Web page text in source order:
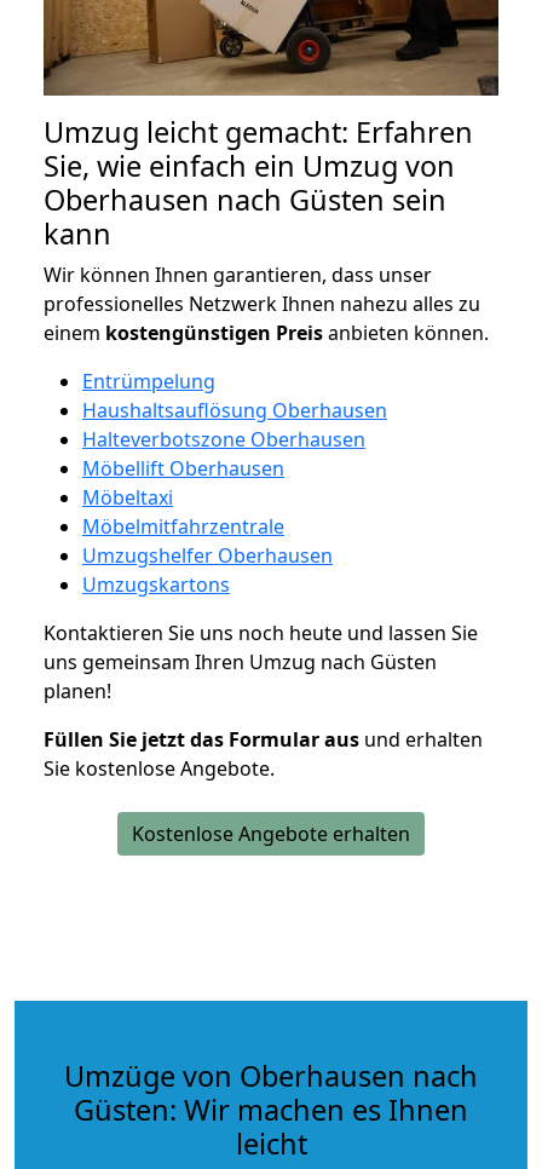
Umzug leicht gemacht: Erfahren
Sie, wie einfach ein Umzug von
Oberhausen nach Güsten sein
kann
Wir können Ihnen garantieren, dass unser
professionelles Netzwerk Ihnen nahezu alles zu
einem kostengünstigen Preisanbieten können.
Entrümpelung
Haushaltsauflösung Oberhausen
Halteverbotszone Oberhausen
Möbellift Oberhausen
Möbeltaxi
Möbelmitfahrzentrale
Umzugshelfer Oberhausen
Umzugskartons
Kontaktieren Sie uns noch heute und lassen Sie
uns gemeinsam Ihren Umzug nach Güsten
planen!
Füllen Sie jetzt das Formular aus und erhalten
Sie kostenlose Angebote.
Kostenlose Angebote erhalten
Umzüge von Oberhausen nach
Güsten: Wir machen es Ihnen
leicht